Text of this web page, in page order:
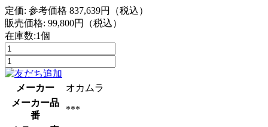
定価: 参考価格 837,639円（税込）
販売価格: 99,800円（税込）
在庫数:1個
メーカー
オカムラ
メーカー品
番
***